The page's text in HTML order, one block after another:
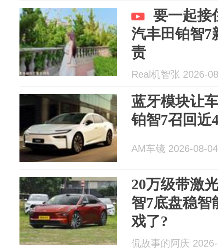
要一起接
汽丰田铂智7
责
Real机智张 2026-
蓝牙模块让
铂智7召回近
AM车镜 2026-08-04
20万级带激
智7底盘稳智
戏了?
侃故事的阿庆